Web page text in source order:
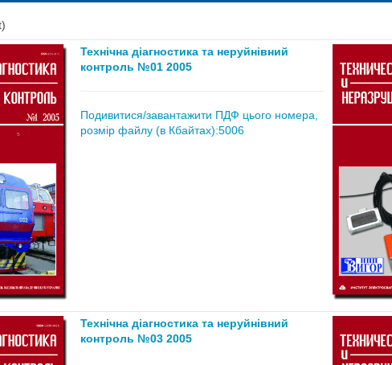
Технічна діагностика та неруйнівний
контроль №01 2005
Подивитися/завантажити ПДФ цього номера,
розмір файлу (в Кбайтах):5006
Технічна діагностика та неруйнівний
контроль №03 2005